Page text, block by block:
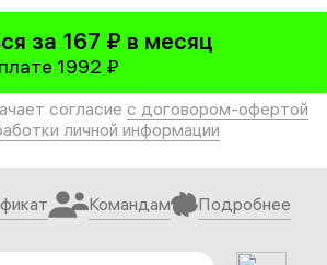
за 167 ₽ в месяц
1992 ₽
согласие с договором-офертой
личной информации
Командам Подробнее